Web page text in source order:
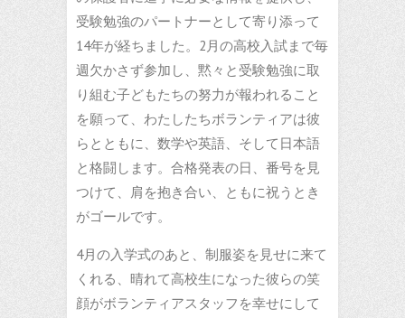
受験勉強のパートナーとして寄り添って
14年が経ちました。2月の高校入試まで毎
週欠かさず参加し、黙々と受験勉強に取
り組む子どもたちの努力が報われること
を願って、わたしたちボランティアは彼
らとともに、数学や英語、そして日本語
と格闘します。合格発表の日、番号を見
つけて、肩を抱き合い、ともに祝うとき
がゴールです。
4月の入学式のあと、制服姿を見せに来て
くれる、晴れて高校生になった彼らの笑
顔がボランティアスタッフを幸せにして